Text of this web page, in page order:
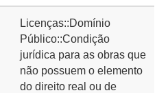
Licenças::Domínio
Público::Condição
jurídica para as obras que
não possuem o elemento
do direito real ou de